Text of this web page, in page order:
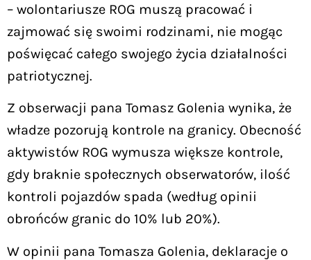
– wolontariusze ROG muszą pracować i
zajmować się swoimi rodzinami, nie mogąc
poświęcać całego swojego życia działalności
patriotycznej.
Z obserwacji pana Tomasz Golenia wynika, że
władze pozorują kontrole na granicy. Obecność
aktywistów ROG wymusza większe kontrole,
gdy braknie społecznych obserwatorów, ilość
kontroli pojazdów spada (według opinii
obrońców granic do 10% lub 20%).
W opinii pana Tomasza Golenia, deklaracje o